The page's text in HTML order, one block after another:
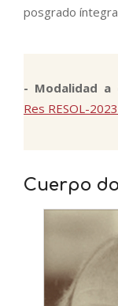
posgrado
- Modalidad a
Res RESOL-
Cuerpo